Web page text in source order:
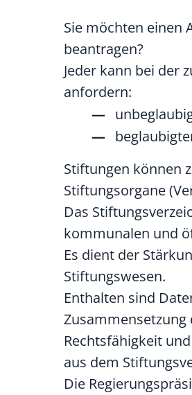
Sie möchten einen
beantragen?
Jeder kann bei der
anfordern:
Stiftungen können
Stiftungsorgane
Das
kommunalen und
Es dient der
Stiftungswesen.
Enthalten sind
Rechtsfähigkeit
aus dem
Die